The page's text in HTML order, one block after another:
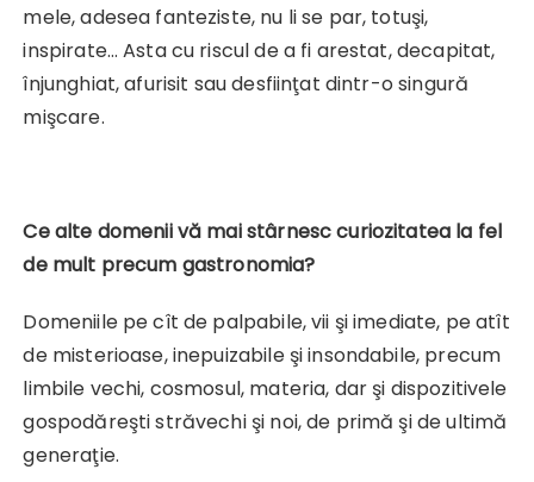
mele, adesea fanteziste, nu li se par, totuşi,
inspirate… Asta cu riscul de a fi arestat, decapitat,
înjunghiat, afurisit sau desfiinţat dintr-o singură
mişcare.
Ce alte domenii vă mai stârnesc curiozitatea la fel
de mult precum gastronomia?
Domeniile pe cît de palpabile, vii şi imediate, pe atît
de misterioase, inepuizabile şi insondabile, precum
limbile vechi, cosmosul, materia, dar şi dispozitivele
gospodăreşti străvechi şi noi, de primă şi de ultimă
generaţie.